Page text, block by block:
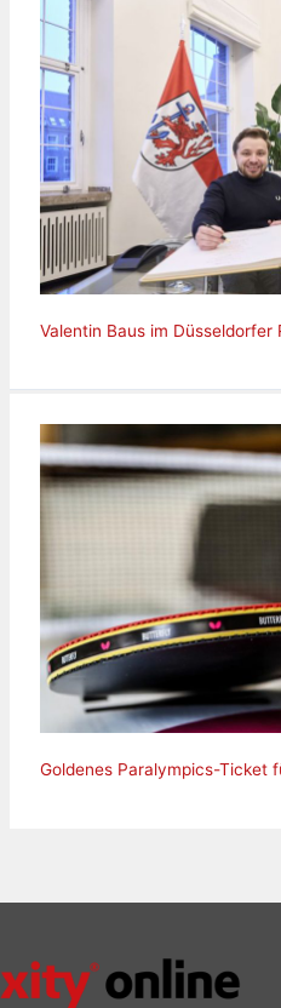
Valentin Baus im Düsseldorfer
Goldenes Paralympics-Ticket